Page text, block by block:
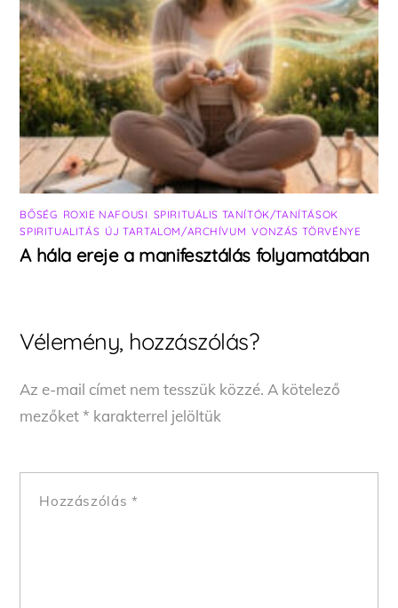
BŐSÉG ROXIE NAFOUSI SPIRITUÁLIS TANÍTÓK/TANÍTÁSOK
SPIRITUALITÁS ÚJ TARTALOM/ARCHÍVUM ,VONZÁS TÖRVÉNYE
A hála ereje a manifesztálás folyamatában
Vélemény, hozzászólás?
Az e-mail címet nem tesszük közzé. A kötelező
mezőket* karakterrel jelöltük
Hozzászólás *